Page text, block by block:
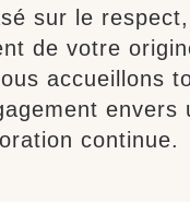
sur le
de votre
accueillons
envers
continue.